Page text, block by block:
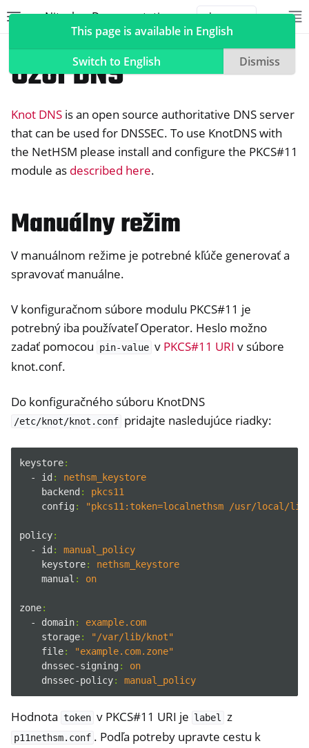
Nitrokey Documentation
navigation of Nitrokeys
navigation of NitroPad, NitroPC
navigation of NitroPhone, NitroTablet
navigation of NetHSM
navigation of Container
navigation of Compatible Software
Uzol DNS
Knot DNS is an open source authoritative DNS server
that can be used for DNSSEC. To use KnotDNS with
the NetHSM please install and configure the PKCS#11
module as described here.
Manuálny režim
V manuálnom režime je potrebné kľúče generovať a
spravovať manuálne.
V konfiguračnom súbore modulu PKCS#11 je
potrebný iba používateľ Operator. Heslo možno
zadať pomocou
pin-value v PKCS#11 URI v súbore
knot.conf.
Do konfiguračného súboru KnotDNS
/etc/knot/knot.conf pridajte nasledujúce riadky:
keystore:
- id :
nethsm_keystore
backend :
pkcs11
config : "pkcs11:token=localnethsm /usr/local/
policy:
- id :
manual_policy
keystore:
nethsm_keystore
manual : on
zone:
- domain:
example.com
storage:
"/var/lib/knot"
file:
"example.com.zone"
dnssec-signing :
on
dnssec-policy: manual_policy
Hodnota token v PKCS#11 URI je label z
p11nethsm.conf . Podľa potreby upravte cestu k
This page is available in English
Switch to English
Dismiss